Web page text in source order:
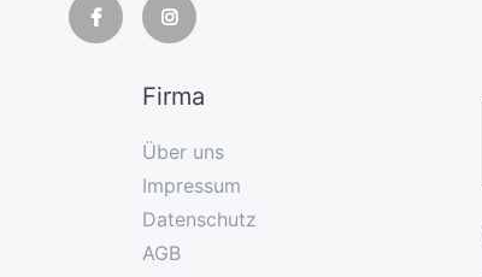
Firma
Über uns
Impressum
Datenschutz
AGB